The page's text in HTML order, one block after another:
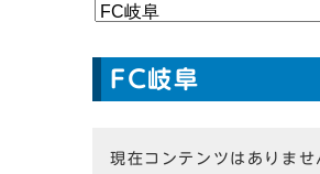
FC岐阜
現在コンテンツはありませ